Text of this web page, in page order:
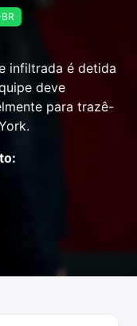
infiltrada é detida
deve
para trazê-